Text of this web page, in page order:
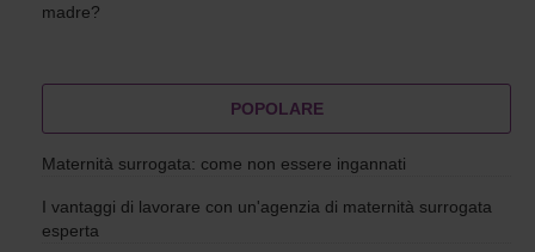
madre?
POPOLARE
Maternità surrogata: come non essere ingannati
I vantaggi di lavorare con un'agenzia di maternità surrogata
esperta